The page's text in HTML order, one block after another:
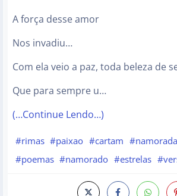
A força desse amor
Nos invadiu…
Com ela veio a paz, toda beleza de
Que para sempre u…
(…Continue Lendo…)
#rimas #paixao #cartam #namorada
#poemas #namorado #estrelas